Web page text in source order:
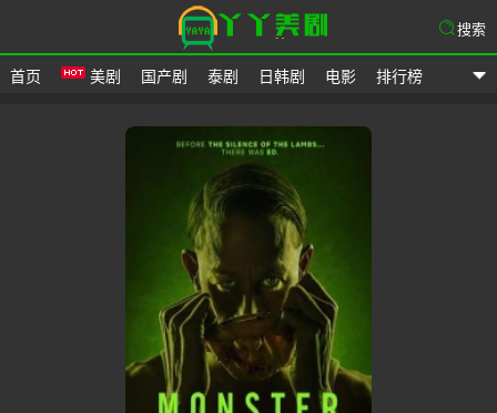
首页 美剧 国产剧 泰剧 日韩剧 电影 排行榜
搜索